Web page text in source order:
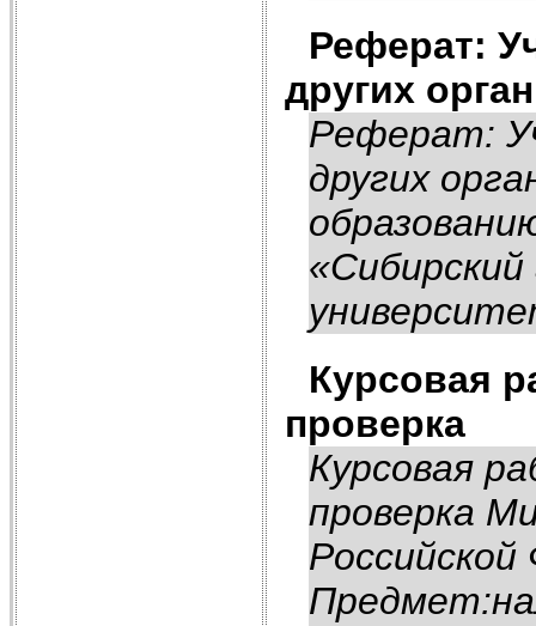
Реферат:
других
Реферат:
других
Курсовая
проверка
Курсовая
проверка